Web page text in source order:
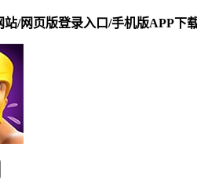
/网页版登录入口/手机版APP下